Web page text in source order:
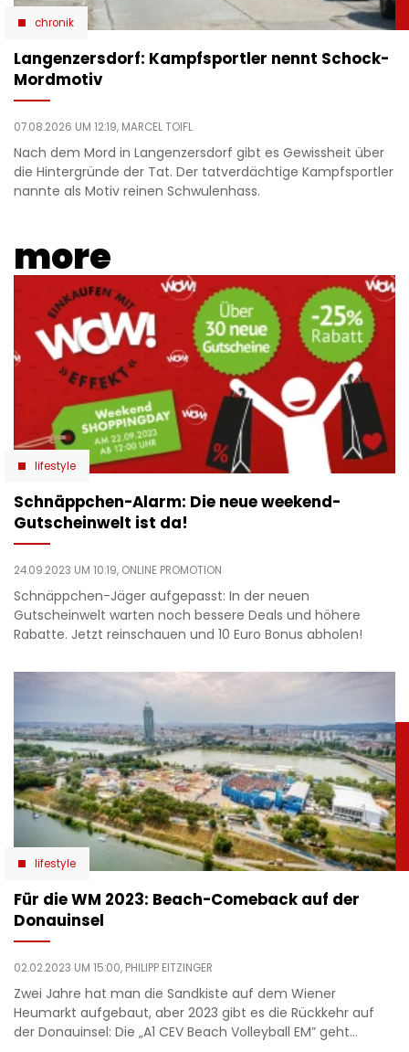
chronik
Langenzersdorf: Kampfsportler nennt Schock-
Mordmotiv
07.08.2026 UM 12:19, MARCEL TOIFL
Nach dem Mord in Langenzersdorf gibt es Gewissheit über
die Hintergründe der Tat. Der tatverdächtige Kampfsportler
nannte als Motiv reinen Schwulenhass.
more
lifestyle
Schnäppchen-Alarm: Die neue weekend-
Gutscheinwelt ist da!
24.09.2023 UM 10:19, ONLINE PROMOTION
Schnäppchen-Jäger aufgepasst: In der neuen
Gutscheinwelt warten noch bessere Deals und höhere
Rabatte. Jetzt reinschauen und 10 Euro Bonus abholen!
lifestyle
Für die WM 2023: Beach-Comeback auf der
Donauinsel
02.02.2023 UM 15:00, PHILIPP EITZINGER
Zwei Jahre hat man die Sandkiste auf dem Wiener
Heumarkt aufgebaut, aber 2023 gibt es die Rückkehr auf
der Donauinsel: Die „A1 CEV Beach Volleyball EM” geht…